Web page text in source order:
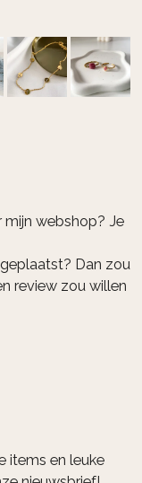
mijn webshop? Je
Dan zou
review zou willen
items en leuke